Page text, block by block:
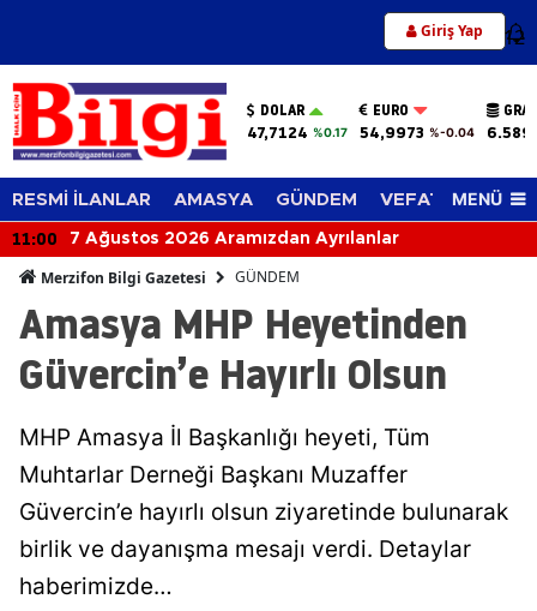
Giriş Yap 12
DOLAR
47,7124 %0.17
EURO
54,9973 %-0.04
RESMİ İLANLAR AMASYA GÜNDEM VEFAT EDENLER
MENÜ
11:00 7 Ağustos 2026 Aramızdan Ayrılanlar
Merzifon Bilgi Gazetesi GÜNDEM
Amasya MHP Heyetinden
Güvercin’e Hayırlı Olsun
MHP Amasya İl Başkanlığı heyeti, Tüm
Muhtarlar Derneği Başkanı Muzaffer
Güvercin’e hayırlı olsun ziyaretinde bulunarak
birlik ve dayanışma mesajı verdi. Detaylar
haberimizde…